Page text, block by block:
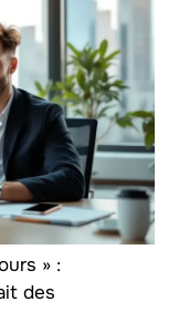
» :
des